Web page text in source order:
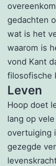
gedachten
wat is het
waarom is
vond Kant
filosofische
Leven
Hoop doet
lang op
overtuiging
gezegde